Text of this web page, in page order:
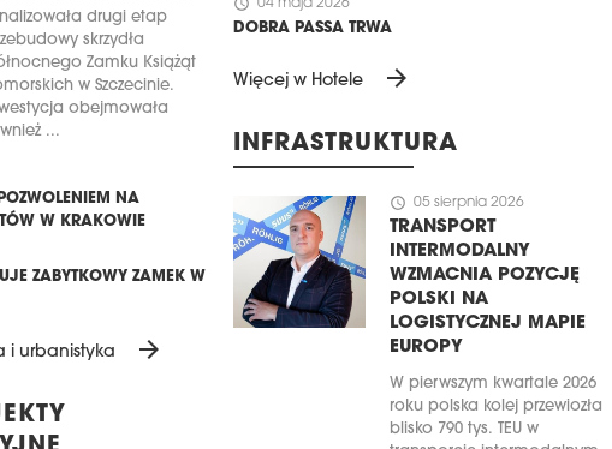
drugi etap
skrzydła
Zamku Książąt
w Szczecinie.
obejmowała
...
NA
W KRAKOWIE
ZABYTKOWY ZAMEK W
i urbanistyka arrow_forward
04 maja 2026
DOBRA PASSA TRWA
Więcej w Hotele arrow_forward
INFRASTRUKTURA
schedule 05 sierpnia 2026
TRANSPORT
INTERMODALNY
WZMACNIA POZYCJĘ
POLSKI NA
LOGISTYCZNEJ MAPIE
EUROPY
W pierwszym kwartale 2026
roku polska kolej przewiozła
blisko 790 tys. TEU w